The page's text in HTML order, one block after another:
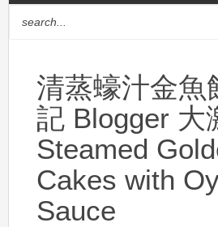
清蒸蠔汁金魚
記 Blogger 大
Steamed
Cakes with
Sauce